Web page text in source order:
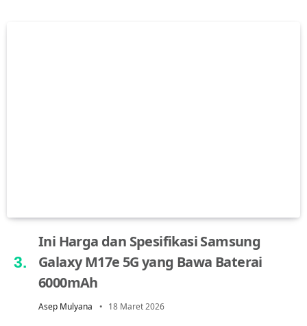
Ini Harga dan Spesifikasi Samsung
Galaxy M17e 5G yang Bawa Baterai
6000mAh
Asep Mulyana 18 Maret 2026